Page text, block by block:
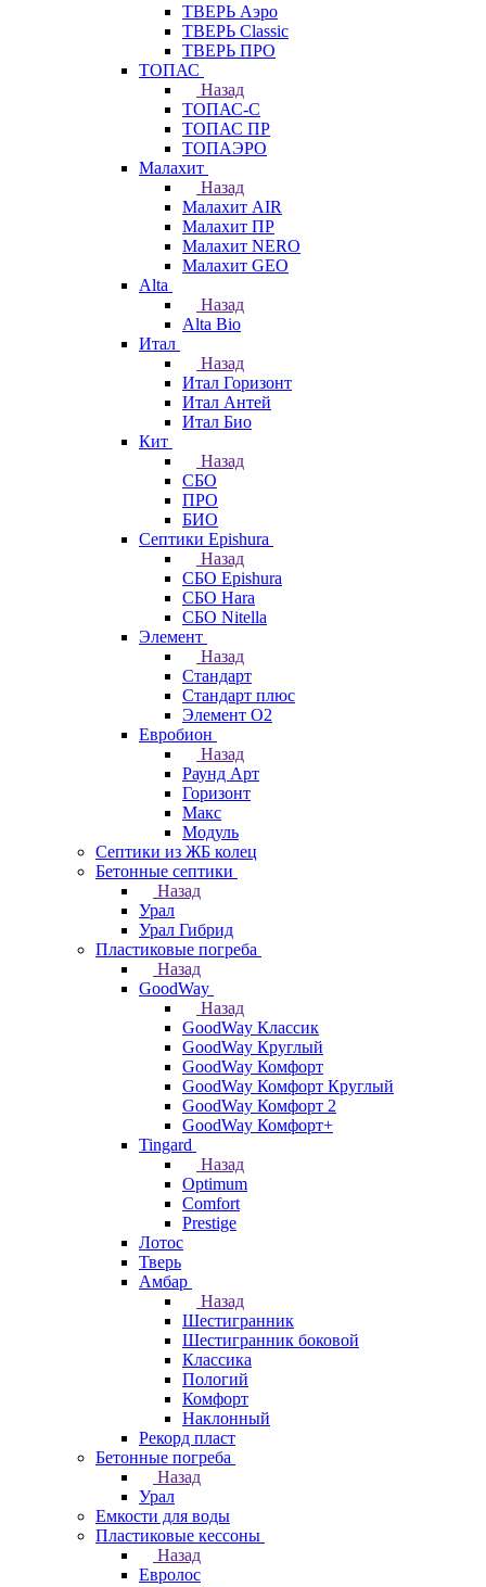
ТВЕРЬ Аэро
ТВЕРЬ Classic
ТВЕРЬ ПРО
ТОПАС
Назад
ТОПАС-С
ТОПАС ПР
ТОПАЭРО
Малахит
Назад
Малахит AIR
Малахит ПР
Малахит NERO
Малахит GEO
Alta
Назад
Alta Bio
Итал
Назад
Итал Горизонт
Итал Антей
Итал Био
Кит
Назад
СБО
ПРО
БИО
Септики Epishura
Назад
СБО Epishura
СБО Hara
СБО Nitella
Элемент
Назад
Стандарт
Стандарт плюс
Элемент О2
Евробион
Назад
Раунд Арт
Горизонт
Макс
Модуль
Септики из ЖБ колец
Бетонные септики
Назад
Урал
Урал Гибрид
Пластиковые погреба
Назад
GoodWay
Назад
GoodWay Классик
GoodWay Круглый
GoodWay Комфорт
GoodWay Комфорт Круглый
GoodWay Комфорт 2
GoodWay Комфорт+
Tingard
Назад
Optimum
Comfort
Prestige
Лотос
Тверь
Амбар
Назад
Шестигранник
Шестигранник боковой
Классика
Пологий
Комфорт
Наклонный
Рекорд пласт
Бетонные погреба
Назад
Урал
Емкости для воды
Пластиковые кессоны
Назад
Евролос